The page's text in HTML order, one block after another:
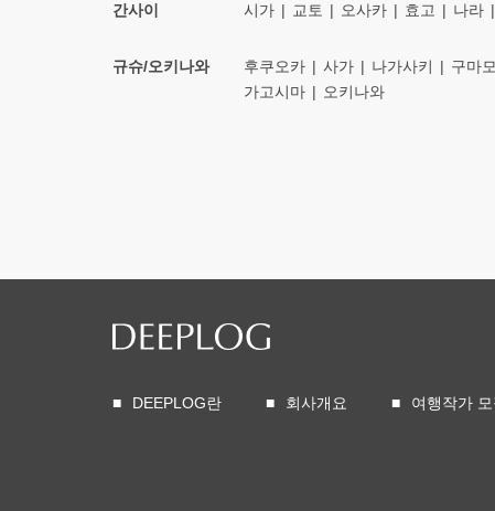
간사이 시가 교토 오사카 효고 나라
규슈/오키나와
후쿠오카 사가 나가사키 구마
가고시마
오키나와
DEEPLOG란 회사개요 여행작가 모